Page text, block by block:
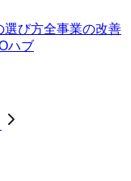
選び方全事業の改善
ハブ